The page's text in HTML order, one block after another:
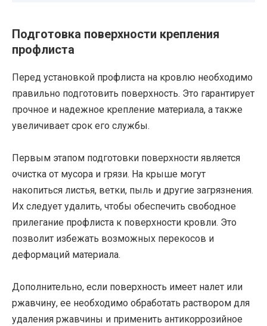
Подготовка поверхности крепления
профлиста
Перед установкой профлиста на кровлю необходимо
правильно подготовить поверхность. Это гарантирует
прочное и надежное крепление материала, а также
увеличивает срок его службы.
Первым этапом подготовки поверхности является
очистка от мусора и грязи. На крыше могут
накопиться листья, ветки, пыль и другие загрязнения.
Их следует удалить, чтобы обеспечить свободное
прилегание профлиста к поверхности кровли. Это
позволит избежать возможных перекосов и
деформаций материала.
Дополнительно, если поверхность имеет налет или
ржавчину, ее необходимо обработать раствором для
удаления ржавчины и применить антикоррозийное